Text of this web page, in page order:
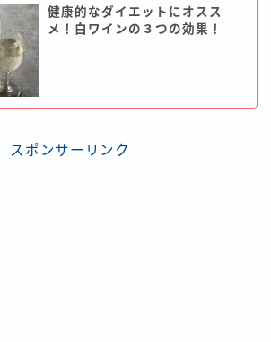
健康的なダイエットにオスス
メ！白ワインの３つの効果！
スポンサーリンク